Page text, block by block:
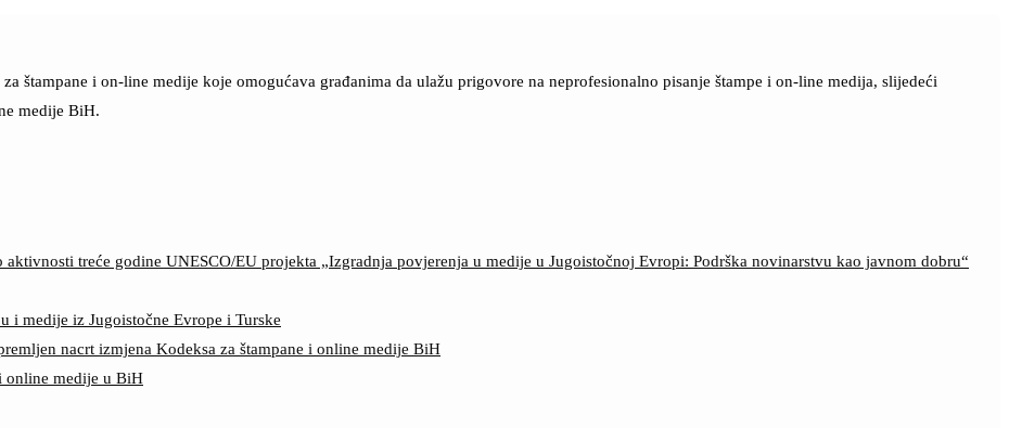
štampane i on-line medije koje omogućava građanima da ulažu prigovore na neprofesionalno pisanje štampe i on-line medija, slijedeći
medije BiH.
treće godine UNESCO/EU projekta „Izgradnja povjerenja u medije u Jugoistočnoj Evropi: Podrška novinarstvu kao javnom dobru“
i medije iz Jugoistočne Evrope i Turske
nacrt izmjena Kodeksa za štampane i online medije BiH
online medije u BiH